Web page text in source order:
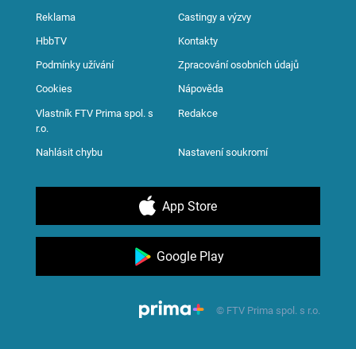
Reklama Castingy a výzvy
HbbTV Kontakty
Podmínky užívání Zpracování osobních údajů
Cookies Nápověda
Vlastník FTV Prima spol. s
r.o.
Redakce
Nahlásit chybu Nastavení soukromí
App Store
Google Play
© FTV Prima spol. s r.o.